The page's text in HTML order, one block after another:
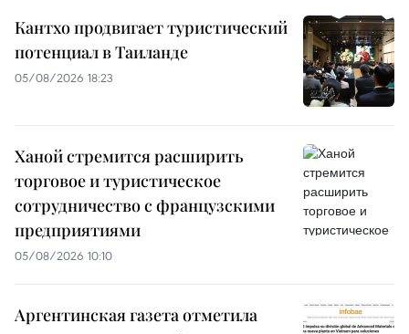
Кантхо продвигает туристический
потенциал в Таиланде
05/08/2026 18:23
Ханой стремится расширить
торговое и туристическое
сотрудничество с французскими
предприятиями
05/08/2026 10:10
Аргентинская газета отметила